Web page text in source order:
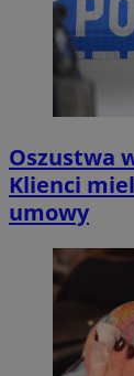
Oszustwa
Klienci
umowy